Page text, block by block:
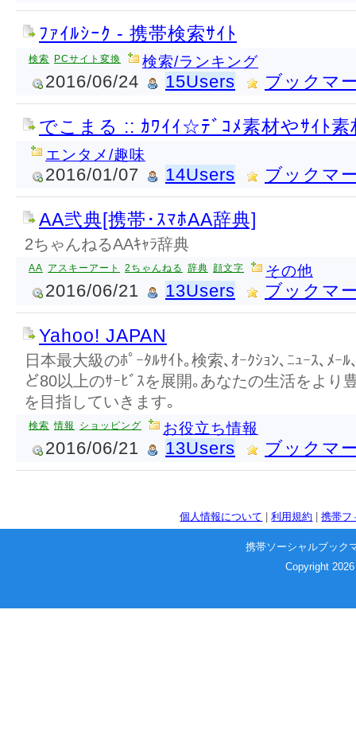
ﾌｧｲﾙｼｰｸ - 携帯検索ｻｲﾄ
検索 PCサイト変換 検索/ランキング
2016/06/24 15Users ブックマ
でこまる :: ｶﾜｲｲ☆ﾃﾞｺﾒ素材やｻｲﾄ素
エンタメ/趣味
2016/01/07 14Users ブックマ
AA弐典[携帯･ｽﾏﾎAA辞典]
2ちゃんねるAAｷｬﾗ辞典
AA アスキーアート 2ちゃんねる 辞典 顔文字 その他
2016/06/21 13Users ブックマ
Yahoo! JAPAN
日本最大級のﾎﾟｰﾀﾙｻｲﾄ｡検索､ｵｰｸｼｮﾝ､ﾆｭｰｽ､ﾒｰﾙ
ど80以上のｻｰﾋﾞｽを展開｡あなたの生活をより
を目指していきます｡
検索 情報 ショッピング お役立ち情報
2016/06/21 13Users ブックマ
個人情報について |利用規約 |携帯フ
携帯ソーシャルブック
Copyright